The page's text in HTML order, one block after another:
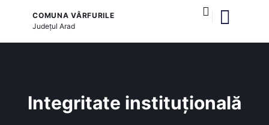
COMUNA VÂRFURILE
JudețulArad
Integritate instituțională